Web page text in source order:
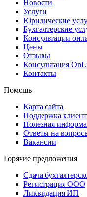
Новости
Услуги
Юридические
Бухгалтерские
Консультации
Цены
Отзывы
Консультация
Контакты
Помощь
Карта сайта
Поддержка
Полезная
Ответы на
Вакансии
Горячие предложения
Сдача
Регистрация ООО
Ликвидация ИП